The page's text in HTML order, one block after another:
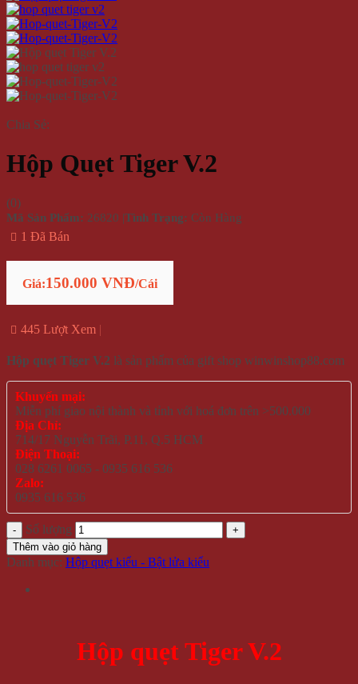
Chia Sẻ:
Hộp Quẹt Tiger V.2
(0)
Mã Sản Phẩm: 26820 |Tình Trạng: Còn Hàng
1 Đã Bán
Giá:150.000 VNĐ/Cái
445 Lượt Xem
Hộp quẹt Tiger V.2 là sản phẩm của gift shop winwinshop88.com
Khuyến mại:
Miễn phí giao nội thành và tỉnh với hoá đơn trên >500.000
Địa Chỉ:
714/17 Nguyễn Trãi, P.11, Q.5 HCM
Điện Thoại:
028 6261 0065 - 0935 616 536
Zalo:
0935 616 536
Số lượng
Thêm vào giỏ hàng
Danh mục: Hộp quẹt kiểu - Bật lửa kiểu
Hộp quẹt Tiger V.2